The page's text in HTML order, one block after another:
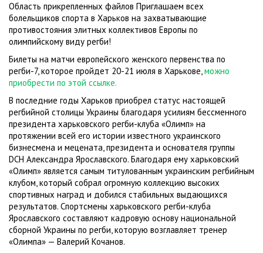
Область прикрепленных файлов Приглашаем всех
болельщиков спорта в Харьков на захватывающие
противостояния элитных коллективов Европы по
олимпийскому виду регби!
Билеты на матчи европейского женского первенства по
регби-7, которое пройдет 20-21 июля в Харькове,можно
приобрести по этой ссылке.
В последние годы Харьков приобрел статус настоящей
регбийной столицы Украины благодаря усилиям бессменного
президента харьковского регби-клуба «Олимп» на
протяжении всей его истории известного украинского
бизнесмена и мецената, президента и основателя группы
DCH Александра Ярославского. Благодаря ему харьковский
«Олимп» является самым титулованным украинским регбийным
клубом, который собрал огромную коллекцию высоких
спортивных наград и добился стабильных выдающихся
результатов. Спортсмены харьковского регби-клуба
Ярославского составляют кадровую основу национальной
сборной Украины по регби, которую возглавляет тренер
«Олимпа» — Валерий Кочанов.